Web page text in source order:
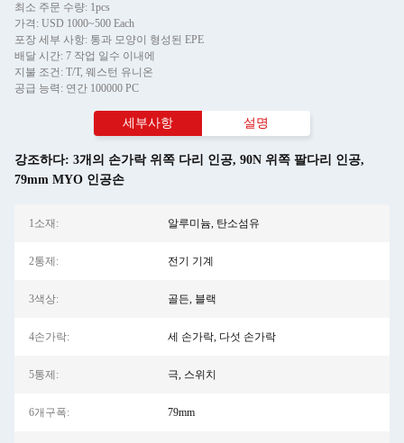
최소 주문 수량: 1pcs
가격: USD 1000~500 Each
포장 세부 사항: 통과 모양이 형성된 EPE
배달 시간: 7 작업 일수 이내에
지불 조건: T/T, 웨스턴 유니온
공급 능력: 연간 100000 PC
세부사항 설명
강조하다: 3개의 손가락 위쪽 다리 인공, 90N 위쪽 팔다리 인공,
79mm MYO 인공손
1소재: 알루미늄, 탄소섬유
2통제: 전기 기계
3색상: 골든, 블랙
4손가락: 세 손가락, 다섯 손가락
5통제: 극, 스위치
6개구폭: 79mm